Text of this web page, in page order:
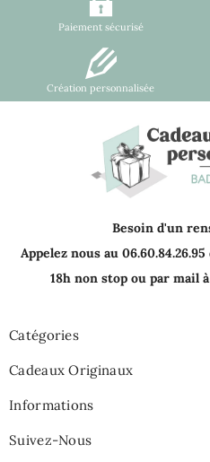
Paiement sécurisé
Création personnalisée
Besoin d'un
Appelez nous au
18h non stop ou par mail
Catégories
Cadeaux Originaux
Informations
Suivez-Nous